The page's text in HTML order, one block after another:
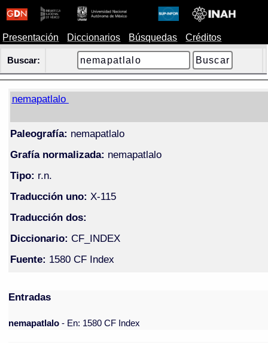
Presentación Diccionarios Búsquedas Créditos
Buscar:
nemapatlalo
Paleografía: nemapatlalo
Grafía normalizada: nemapatlalo
Tipo: r.n.
Traducción uno: X-115
Traducción dos:
Diccionario: CF_INDEX
Fuente: 1580 CF Index
Entradas
nemapatlalo- En: 1580 CF Index